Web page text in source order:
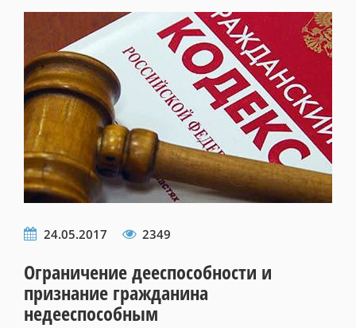
24.05.2017 2349
Ограничение дееспособности и
признание гражданина
недееспособным